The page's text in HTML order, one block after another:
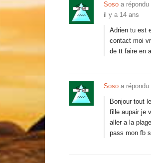
Soso a
il y a 14 ans
Adrien tu est
contact moi
de tt faire en
Soso a
Bonjour tout
fille aupair je
aller a la
pass mon fb